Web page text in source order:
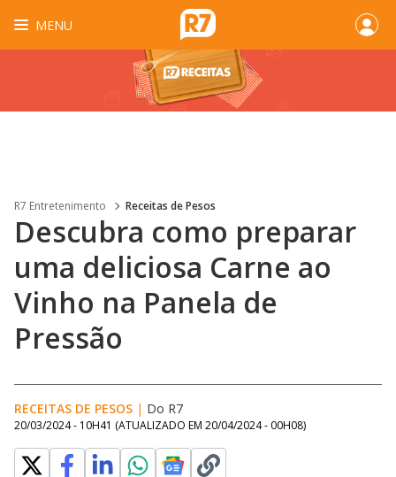
MENU
R7 Entretenimento Receitas de Pesos
Descubra como preparar
uma deliciosa Carne ao
Vinho na Panela de
Pressão
RECEITAS DE PESOS | Do R7
20/03/2024 - 10H41 (ATUALIZADO EM 20/04/2024 - 00H08)